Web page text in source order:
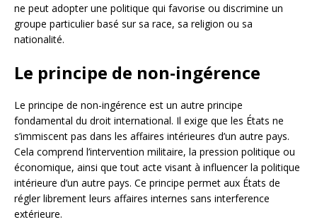
ne peut adopter une politique qui favorise ou discrimine un
groupe particulier basé sur sa race, sa religion ou sa
nationalité.
Le principe de non-ingérence
Le principe de non-ingérence est un autre principe
fondamental du droit international. Il exige que les États ne
s’immiscent pas dans les affaires intérieures d’un autre pays.
Cela comprend l’intervention militaire, la pression politique ou
économique, ainsi que tout acte visant à influencer la politique
intérieure d’un autre pays. Ce principe permet aux États de
régler librement leurs affaires internes sans interference
extérieure.